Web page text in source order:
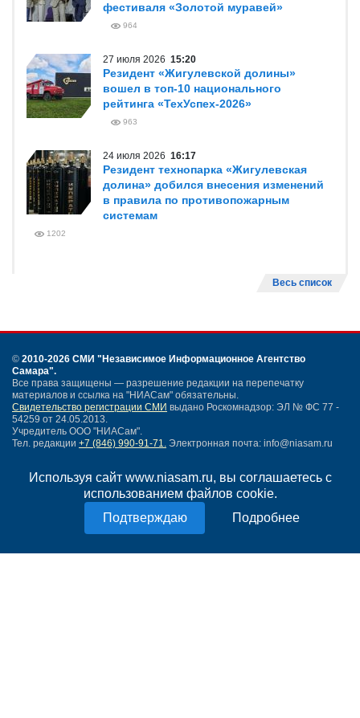
Используя сайт www.niasam.ru, вы соглашаетесь с
использованием файлов cookie.
Подробнее
фестиваля «Золотой муравей»
964
27 июля 2026 15:20
Резидент «Жигулевской долины»
вошел в топ-10 национального
рейтинга «ТехУспех-2026»
963
24 июля 2026 16:17
Резидент технопарка «Жигулевская
долина» добился внесения изменений
в правила по противопожарным
системам
1202
Весь список
© 2010-2026 СМИ "Независимое Информационное Агентство
Самара".
Все права защищены — разрешение редакции на перепечатку
материалов и ссылка на "НИАСам" обязательны.
Свидетельство регистрации СМИ выдано Роскомнадзор: ЭЛ № ФС 77 -
54259 от 24.05.2013.
Учредитель ООО "НИАСам".
Тел. редакции +7 (846) 990-91-71. Электронная почта: info@niasam.ru
Карта сайта
Нашли ошибку?
Политика конфиденциальности
Согласие на обработку персональных данных